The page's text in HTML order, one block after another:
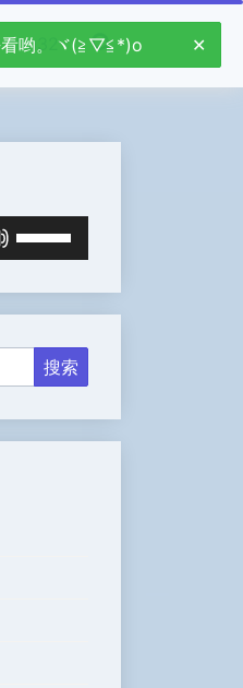
stm32
/
箭
来
增
看哟。ヾ(≧▽≦*)o